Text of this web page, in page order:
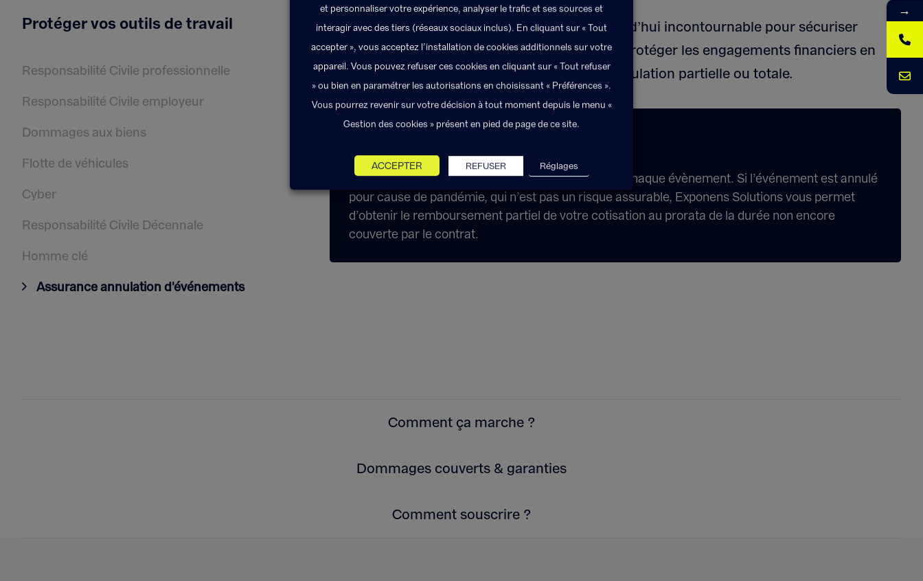
Protéger vos outils de travail
Responsabilité Civile professionnelle
Responsabilité Civile employeur
Dommages aux biens
Flotte de véhicules
Cyber
Responsabilité Civile Décennale
Homme clé
Assurance annulation d'événements
L’assurance annulation d’évènement est aujourd’hui incontournable pour sécuriser
l’organisation d’une manifestation. Il s’agit de protéger les engagements financiers en
fonction du type d’évènement en cas d’une annulation partielle ou totale.
Les + Exponens Solutions
Exponens Solutions s’adapte aux particularités de chaque évènement. Si l’événement est annulé
pour cause de pandémie, qui n’est pas un risque assurable, Exponens Solutions vous permet
d’obtenir le remboursement partiel de votre cotisation au prorata de la durée non encore
couverte par le contrat.
Comment ça marche ?
Dommages couverts & garanties
Comment souscrire ?
et personnaliser votre expérience, analyser le trafic et ses sources et
interagir avec des tiers (réseaux sociaux inclus). En cliquant sur « Tout
accepter », vous acceptez l’installation de cookies additionnels sur votre
appareil. Vous pouvez refuser ces cookies en cliquant sur « Tout refuser
» ou bien en paramétrer les autorisations en choisissant « Préférences ».
Vous pourrez revenir sur votre décision à tout moment depuis le menu «
Gestion des cookies » présent en pied de page de ce site.
ACCEPTER REFUSER Réglages
→